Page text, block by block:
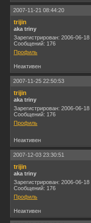
2007-11-21 08:44:20
trijin
aka triny
Зарегистрирован: 2006-06-18
Сообщений: 176
Профиль
Неактивен
2007-11-25 22:50:53
trijin
aka triny
Зарегистрирован: 2006-06-18
Сообщений: 176
Профиль
Неактивен
2007-12-03 23:30:51
trijin
aka triny
Зарегистрирован: 2006-06-18
Сообщений: 176
Профиль
Неактивен